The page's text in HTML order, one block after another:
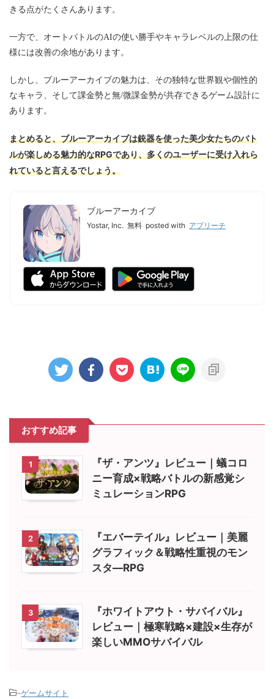
きる点がたくさんあります。
一方で、オートバトルのAIの使い勝手やキャラレベルの上限の仕
様には改善の余地があります。
しかし、ブルーアーカイブの魅力は、その独特な世界観や個性的
なキャラ、そして課金勢と無/微課金勢が共存できるゲーム設計に
あります。
まとめると、ブルーアーカイブは銃器を使った美少女たちのバト
ルが楽しめる魅力的なRPGであり、多くのユーザーに受け入れら
れていると言えるでしょう。
ブルーアーカイブ
Yostar, Inc. 無料 posted with アプリーチ
おすすめ記事
1
『ザ・アンツ』レビュー｜蟻コロ
ニー育成×戦略バトルの新感覚シ
ミュレーションRPG
2
『エバーテイル』レビュー｜美麗
グラフィック＆戦略性重視のモン
スタ―RPG
3
『ホワイトアウト・サバイバル』
レビュー｜極寒戦略×建設×生存が
楽しいMMOサバイバル
-ゲームサイト